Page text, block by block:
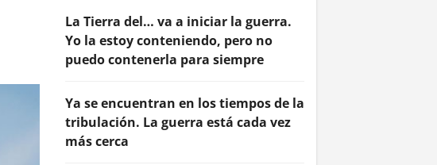
La Tierra del… va a iniciar la guerra.
Yo la estoy conteniendo, pero no
puedo contenerla para siempre
Ya se encuentran en los tiempos de la
tribulación. La guerra está cada vez
más cerca